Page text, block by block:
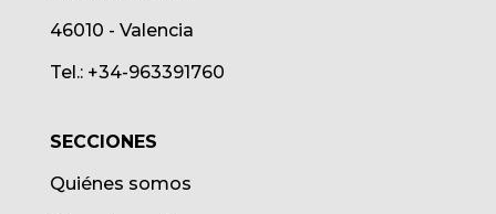
46010 - Valencia
Tel.: +34-963391760
SECCIONES
Quiénes somos